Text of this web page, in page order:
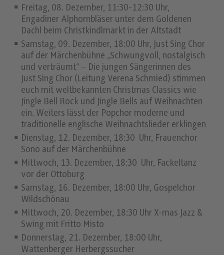
Freitag, 08. Dezember, 11:30-12:30 Uhr,
Engadiner Alphornbläser unter dem Goldenen
Dachl beim Christkindlmarkt in der Altstadt
Samstag, 09. Dezember, 18:00 Uhr, Just Sing Chor
auf der Märchenbühne „Schwungvoll, nostalgisch
und verträumt“ – Die jungen Sängerinnen des
Just Sing Chor (Leitung Verena Schmied) stimmen
euch mit weltbekannten Christmas Classics wie
Jingle Bell Rock und Jingle Bells auf Weihnachten
ein. Weiters lässt der Popchor moderne und
traditionelle englische Weihnachtslieder erklingen
Dienstag, 12. Dezember, 18:30 Uhr, Frauenchor
Sono auf der Märchenbühne
Mittwoch, 13. Dezember, 18:30 Uhr, Fackeltanz
vor der Ottoburg
Samstag, 16. Dezember, 18:00 Uhr, Gospelchor
Wildschönau
Mittwoch, 20. Dezember, 18:30 Uhr X-mas Jazz &
Swing mit Fritto Misto
Donnerstag, 21. Dezember, 18:00 Uhr,
Wattenberger Herbergssucher